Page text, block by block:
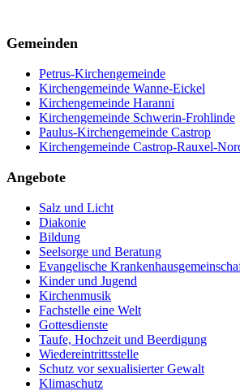
Gemeinden
Petrus-Kirchengemeinde
Kirchengemeinde Wanne-Eickel
Kirchengemeinde Haranni
Kirchengemeinde Schwerin-Frohlinde
Paulus-Kirchengemeinde Castrop
Kirchengemeinde Castrop-Rauxel-
Angebote
Salz und Licht
Diakonie
Bildung
Seelsorge und Beratung
Evangelische
Kinder und Jugend
Kirchenmusik
Fachstelle eine Welt
Gottesdienste
Taufe, Hochzeit und Beerdigung
Wiedereintrittsstelle
Schutz vor sexualisierter Gewalt
Klimaschutz